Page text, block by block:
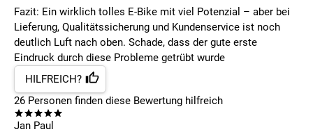
Fazit: Ein wirklich tolles E-Bike mit viel Potenzial – aber bei
Lieferung, Qualitätssicherung und Kundenservice ist noch
deutlich Luft nach oben. Schade, dass der gute erste
Eindruck durch diese Probleme getrübt wurde
HILFREICH?
26 Personen finden diese Bewertung hilfreich
Jan Paul